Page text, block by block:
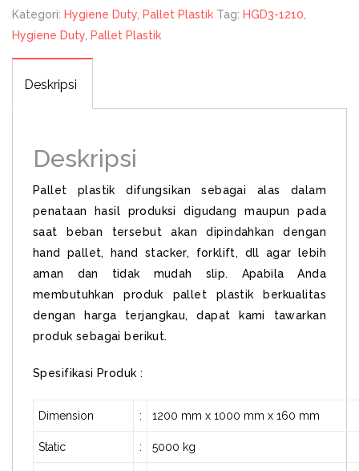
Kategori: Hygiene Duty Pallet Plastik Tag: HGD3-1210
Hygiene Duty Pallet Plastik
Deskripsi
Deskripsi
Pallet plastik difungsikan sebagai alas dalam
penataan hasil produksi digudang maupun pada
saat beban tersebut akan dipindahkan dengan
hand pallet, hand stacker, forklift, dll agar lebih
aman dan tidak mudah slip. Apabila Anda
membutuhkan produk pallet plastik berkualitas
dengan harga terjangkau, dapat kami tawarkan
produk sebagai berikut.
Spesifikasi Produk :
Dimension : 1200 mm x 1000 mm x 160 mm
Static : 5000 kg